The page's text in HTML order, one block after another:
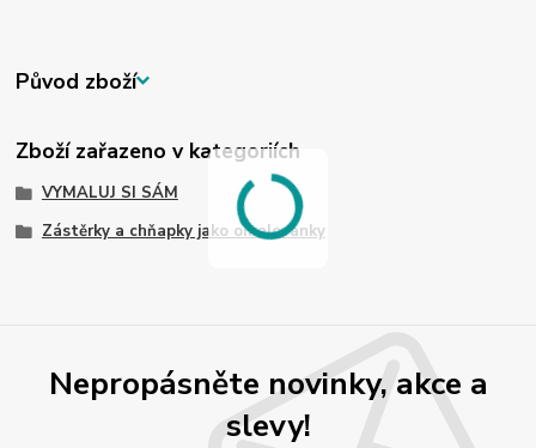
Původ zboží
Zboží zařazeno v kategoriích
VYMALUJ SI SÁM
Zástěrky a chňapky jako omalovánky
Nepropásněte novinky, akce a
slevy!